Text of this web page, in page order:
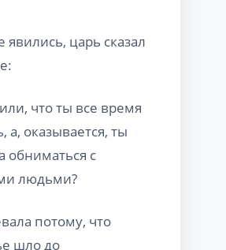
явились, царь сказал
что ты все время
а, оказывается, ты
обниматься с
людьми?
потому, что
шло до